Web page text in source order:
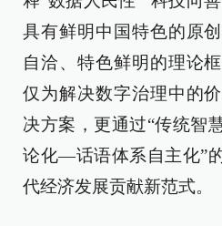
具有鲜明中国特色的原
自洽、特色鲜明的理论
仅为解决数字治理中的
决方案，更通过“传统智
论化—话语体系自主化”
代经济发展贡献新范式。